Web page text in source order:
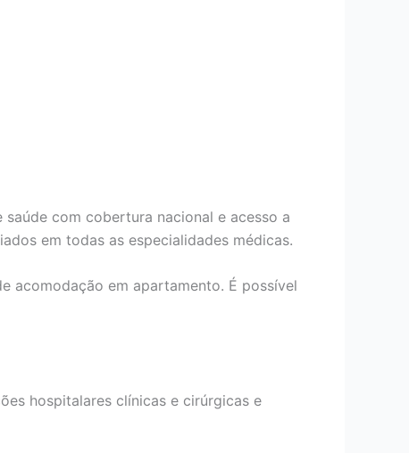
com cobertura nacional e acesso a
em todas as especialidades médicas.
acomodação em apartamento. É possível
hospitalares clínicas e cirúrgicas e